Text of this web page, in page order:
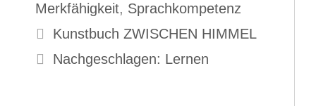
Merkfähigkeit, Sprachkompetenz
Kunstbuch ZWISCHEN HIMMEL
Nachgeschlagen: Lernen